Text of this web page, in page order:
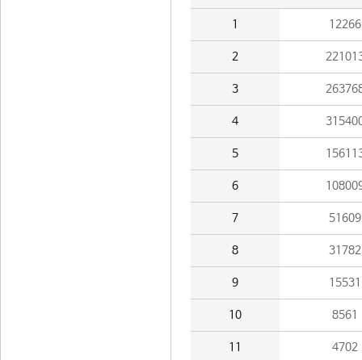
1 12266
2
3
4
5
6
7 51609
8 31782
9 15531
10 8561
11 4702